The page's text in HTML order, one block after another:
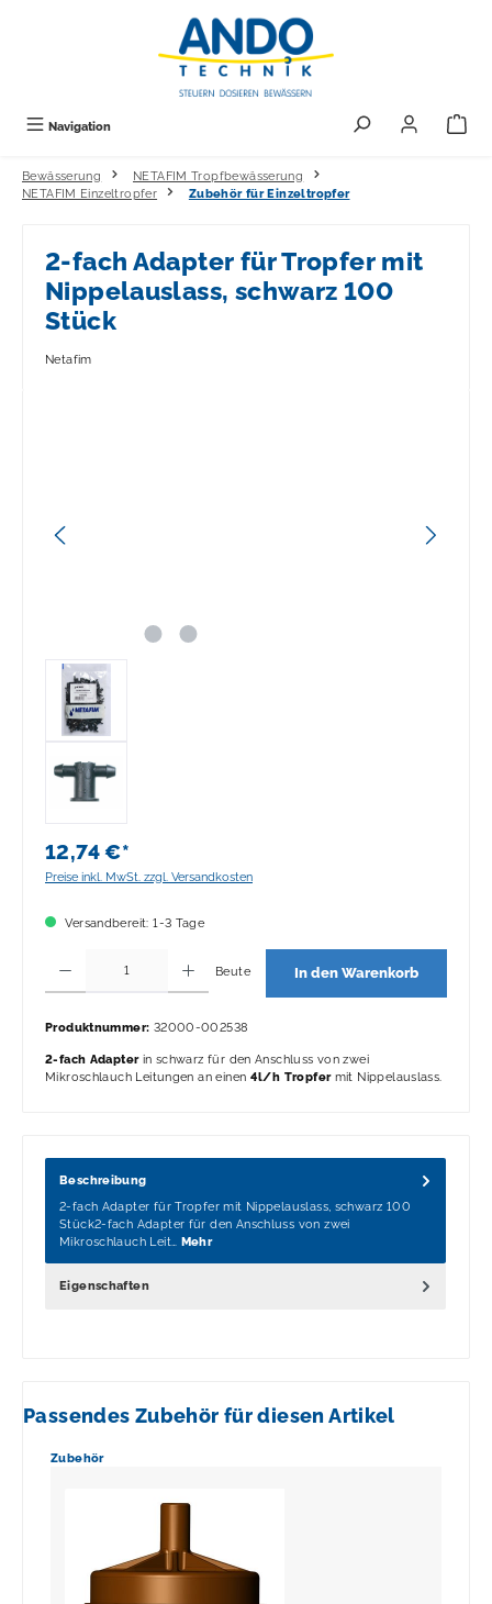
Navigation
Bewässerung
NETAFIM Tropfbewässerung
NETAFIM Einzeltropfer
Zubehör für Einzeltropfer
2-fach Adapter für Tropfer mit
Nippelauslass, schwarz 100
Stück
Netafim
12,74 €*
Preise inkl. MwSt. zzgl. Versandkosten
Versandbereit: 1-3 Tage
Beute In den Warenkorb
Produktnummer: 32000-002538
2-fach Adapterin schwarz für den Anschluss von zwei
Mikroschlauch Leitungen an einen 4l/h Tropfermit Nippelauslass.
Beschreibung
2-fach Adapter für Tropfer mit Nippelauslass, schwarz 100
Stück2-fach Adapter für den Anschluss von zwei
Mikroschlauch Leit… Mehr
Eigenschaften
Passendes Zubehör für diesen Artikel
Produktgalerie überspringen
Zubehör